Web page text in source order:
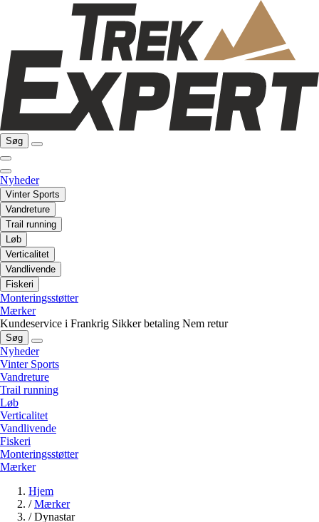
Søg
Nyheder
Vinter Sports
Vandreture
Trail running
Løb
Verticalitet
Vandlivende
Fiskeri
Monteringsstøtter
Mærker
Kundeservice i Frankrig Sikker betaling Nem retur
Søg
Nyheder
Vinter Sports
Vandreture
Trail running
Løb
Verticalitet
Vandlivende
Fiskeri
Monteringsstøtter
Mærker
Hjem
/ Mærker
/ Dynastar